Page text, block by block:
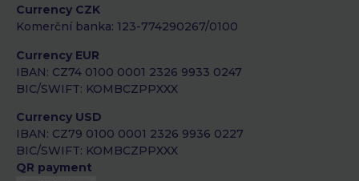
Currency CZK
Komerční banka: 123-774290267/0100
Currency EUR
IBAN: CZ74 0100 0001 2326 9933 0247
BIC/SWIFT: KOMBCZPPXXX
Currency USD
IBAN: CZ79 0100 0001 2326 9936 0227
BIC/SWIFT: KOMBCZPPXXX
QR payment